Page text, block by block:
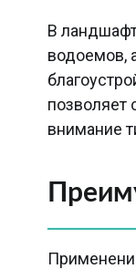
В
водоемов,
позволяет
внимание